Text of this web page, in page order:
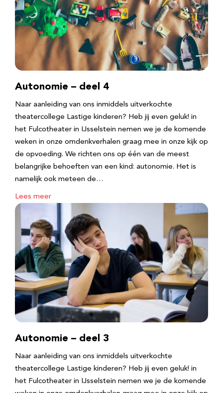
Autonomie – deel 4
Naar aanleiding van ons inmiddels uitverkochte
theatercollege Lastige kinderen? Heb jij even geluk! in
het Fulcotheater in IJsselstein nemen we je de komende
weken in onze omdenkverhalen graag mee in onze kijk op
de opvoeding. We richten ons op één van de meest
belangrijke behoeften van een kind: autonomie. Het is
namelijk ook meteen de…
Lees meer
Autonomie – deel 3
Naar aanleiding van ons inmiddels uitverkochte
theatercollege Lastige kinderen? Heb jij even geluk! in
het Fulcotheater in IJsselstein nemen we je de komende